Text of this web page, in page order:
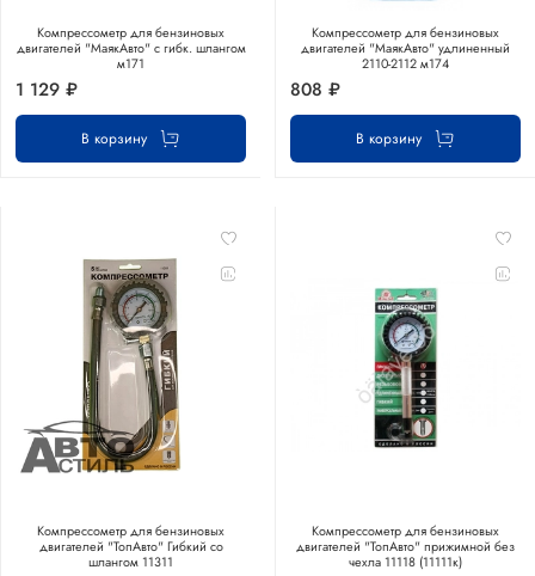
Компрессометр для бензиновых
двигателей "МаякАвто" с гибк. шлангом
м171
1 129 ₽
В корзину
Компрессометр для бензиновых
двигателей "МаякАвто" удлиненный
2110-2112 м174
808 ₽
В корзину
Компрессометр для бензиновых
двигателей "ТопАвто" Гибкий со
шлангом 11311
Компрессометр для бензиновых
двигателей "ТопАвто" прижимной без
чехла 11118 (11111к)